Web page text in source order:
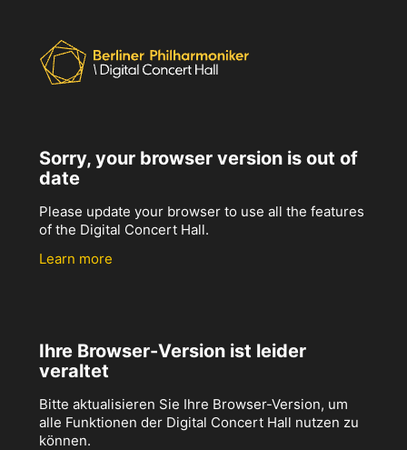
Sorry, your browser version is out of
date
Please update your browser to use all the features
of the Digital Concert Hall.
Learn more
Ihre Browser-Version ist leider
veraltet
Bitte aktualisieren Sie Ihre Browser-Version, um
alle Funktionen der Digital Concert Hall nutzen zu
können.